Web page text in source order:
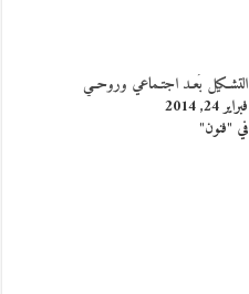
التشـكيل بُعـد اجتـماعي وروحــي
فبراير 24, 2014
في "فنون"